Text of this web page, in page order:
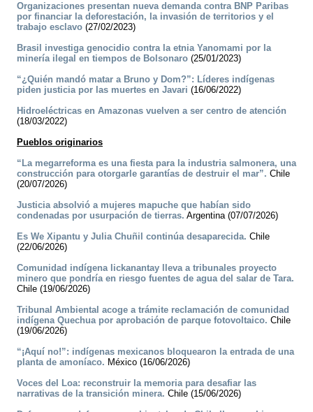
Organizaciones presentan nueva demanda contra BNP Paribas
por financiar la deforestación, la invasión de territorios y el
trabajo esclavo (27/02/2023)
Brasil investiga genocidio contra la etnia Yanomami por la
minería ilegal en tiempos de Bolsonaro (25/01/2023)
“¿Quién mandó matar a Bruno y Dom?”: Líderes indígenas
piden justicia por las muertes en Javari (16/06/2022)
Hidroeléctricas en Amazonas vuelven a ser centro de atención
(18/03/2022)
Pueblos originarios
“La megarreforma es una fiesta para la industria salmonera, una
construcción para otorgarle garantías de destruir el mar”. Chile
(20/07/2026)
Justicia absolvió a mujeres mapuche que habían sido
condenadas por usurpación de tierras. Argentina (07/07/2026)
Es We Xipantu y Julia Chuñil continúa desaparecida. Chile
(22/06/2026)
Comunidad indígena lickanantay lleva a tribunales proyecto
minero que pondría en riesgo fuentes de agua del salar de Tara.
Chile (19/06/2026)
Tribunal Ambiental acoge a trámite reclamación de comunidad
indígena Quechua por aprobación de parque fotovoltaico. Chile
(19/06/2026)
“¡Aquí no!”: indígenas mexicanos bloquearon la entrada de una
planta de amoníaco. México (16/06/2026)
Voces del Loa: reconstruir la memoria para desafiar las
narrativas de la transición minera. Chile (15/06/2026)